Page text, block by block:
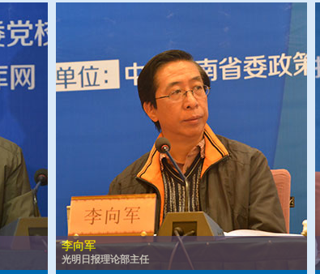
李向军
光明日报理论部主任